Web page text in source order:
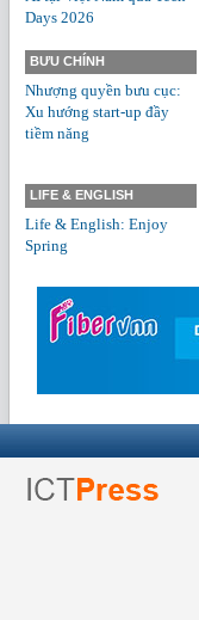
Days 2026
BƯU CHÍNH
Nhượng quyền bưu cục:
Xu hướng start-up đầy
tiềm năng
LIFE & ENGLISH
Life & English: Enjoy
Spring